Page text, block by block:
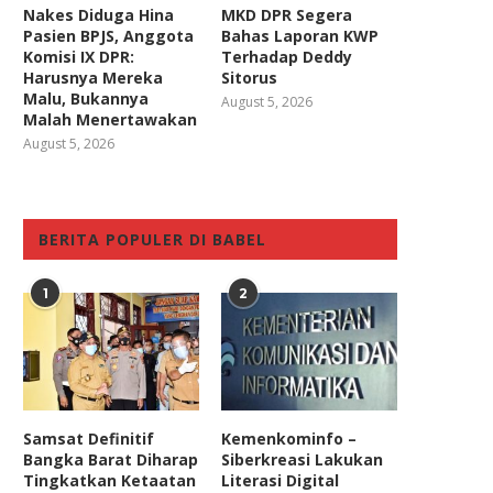
Nakes Diduga Hina
Pasien BPJS, Anggota
Komisi IX DPR:
Harusnya Mereka
Malu, Bukannya
Malah Menertawakan
August 5, 2026
MKD DPR Segera
Bahas Laporan KWP
Terhadap Deddy
Sitorus
August 5, 2026
BERITA POPULER DI BABEL
1
Samsat Definitif
Bangka Barat Diharap
Tingkatkan Ketaatan
2
Kemenkominfo –
Siberkreasi Lakukan
Literasi Digital